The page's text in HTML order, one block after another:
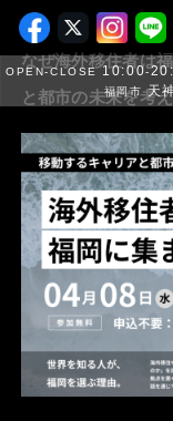
OPEN-CLOSE10:00-
福岡市天
なぜ海外移住者は
と都市の未来を考